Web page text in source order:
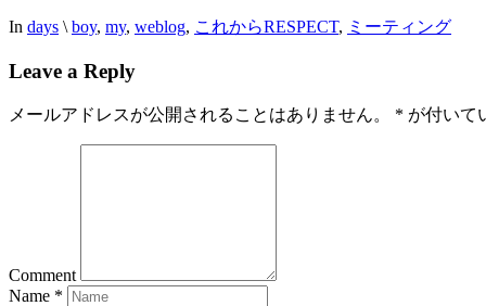
In days \ boy, my, weblog, これからRESPECT, ミーティング
Leave a Reply
メールアドレスが公開されることはありません。 * が付いて
Comment
Name *